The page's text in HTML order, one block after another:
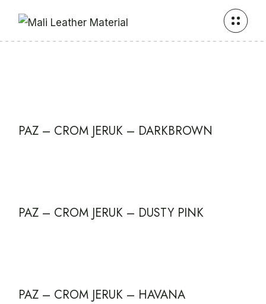
PAZ – CROM JERUK – DARKBROWN
PAZ – CROM JERUK – DUSTY PINK
PAZ – CROM JERUK – HAVANA